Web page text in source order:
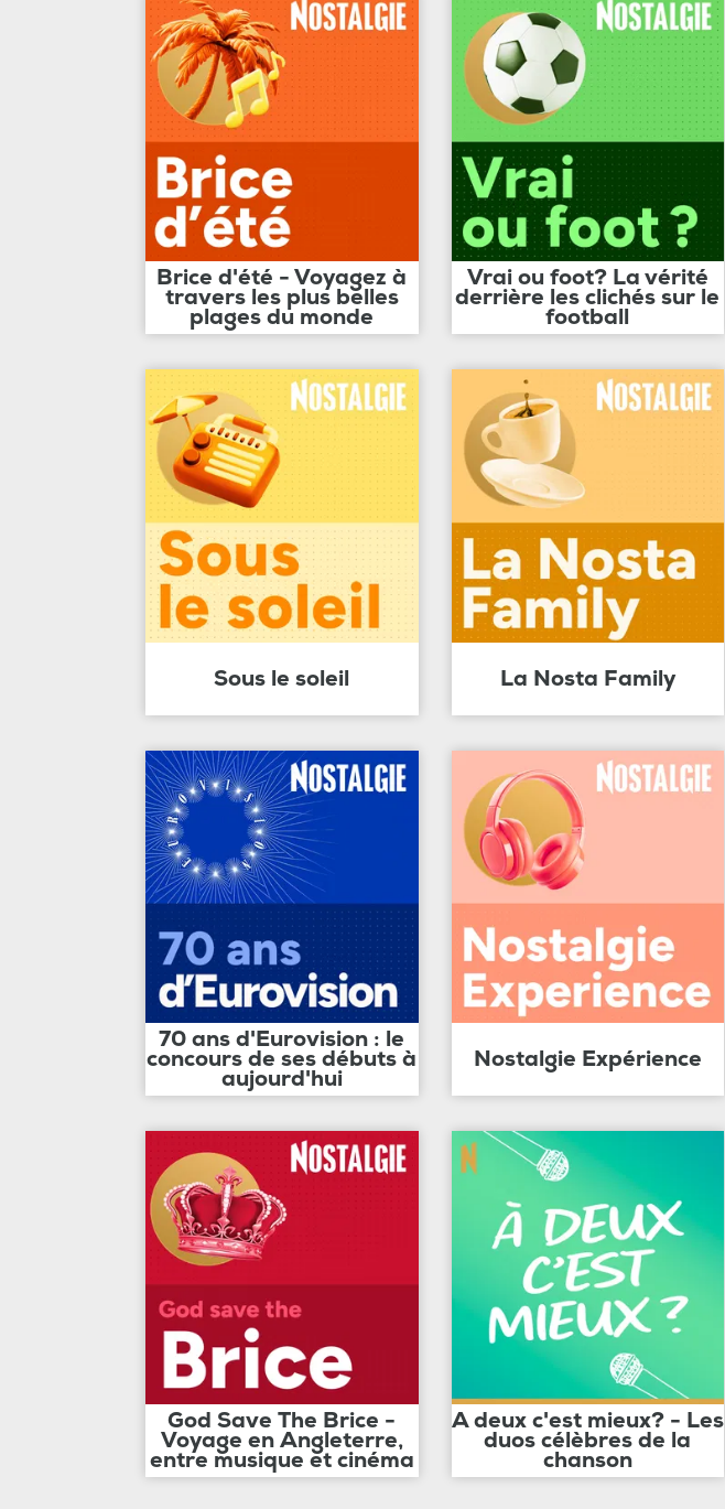
Brice d'été - Voyagez à
travers les plus belles
plages du monde
Vrai ou foot? La vérité
derrière les clichés sur le
football
Sous le soleil La Nosta Family
70 ans d'Eurovision : le
concours de ses débuts à
aujourd'hui
Nostalgie Expérience
God Save The Brice -
Voyage en Angleterre,
entre musique et cinéma
A deux c'est mieux? - Les
duos célèbres de la
chanson